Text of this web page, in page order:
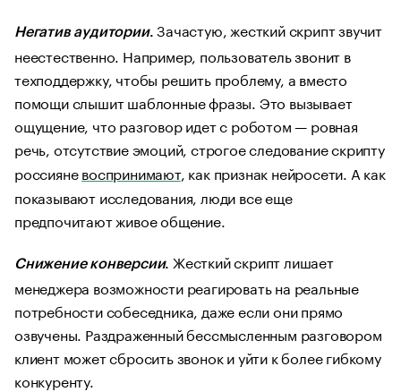
Негатив аудитории. Зачастую, жесткий скрипт звучит
неестественно. Например, пользователь звонит в
техподдержку, чтобы решить проблему, а вместо
помощи слышит шаблонные фразы. Это вызывает
ощущение, что разговор идет с роботом — ровная
речь, отсутствие эмоций, строгое следование скрипту
россияневоспринимают, как признак нейросети. А как
показывают исследования, люди все еще
предпочитают живое общение.
Снижение конверсии. Жесткий скрипт лишает
менеджера возможности реагировать на реальные
потребности собеседника, даже если они прямо
озвучены. Раздраженный бессмысленным разговором
клиент может сбросить звонок и уйти к более гибкому
конкуренту.